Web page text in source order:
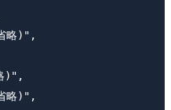
略)",
)",
略)",